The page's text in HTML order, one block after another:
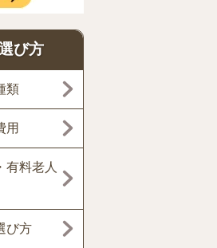
び方
類
用
有料老人
び方